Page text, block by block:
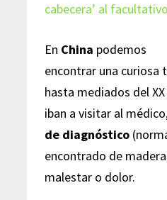
cabecera’ al
En China podemos
encontrar una curiosa
hasta mediados del
iban a visitar al
de diagnóstico
encontrado de
malestar o dolor.